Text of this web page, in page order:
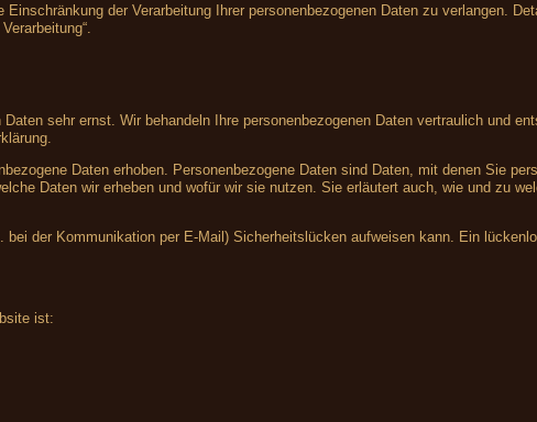
der Verarbeitung Ihrer personenbezogenen Daten zu verlangen.
sehr ernst. Wir behandeln Ihre personenbezogenen Daten vertraulich und
Daten erhoben. Personenbezogene Daten sind Daten, mit denen Sie
Daten wir erheben und wofür wir sie nutzen. Sie erläutert auch, wie und zu
der Kommunikation per E-Mail) Sicherheitslücken aufweisen kann. Ein
ist: